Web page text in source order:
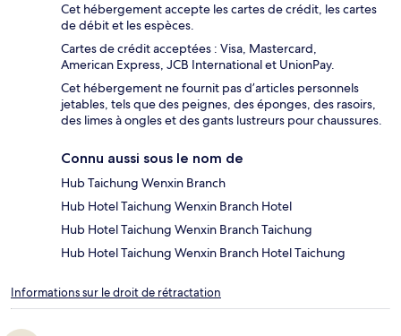
Cet hébergement accepte les cartes de crédit, les cartes
de débit et les espèces.
Cartes de crédit acceptées : Visa, Mastercard,
American Express, JCB International et UnionPay.
Cet hébergement ne fournit pas d’articles personnels
jetables, tels que des peignes, des éponges, des rasoirs,
des limes à ongles et des gants lustreurs pour chaussures.
Connu aussi sous le nom de
Hub Taichung Wenxin Branch
Hub Hotel Taichung Wenxin Branch Hotel
Hub Hotel Taichung Wenxin Branch Taichung
Hub Hotel Taichung Wenxin Branch Hotel Taichung
Informations sur le droit de rétractation